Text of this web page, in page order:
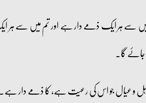
سے ہر ایک ذمے دار ہے اور تم میں سے
جائے گا۔
و عیال جو اس کی رعیت ہے، کا ذمے دار ہے۔